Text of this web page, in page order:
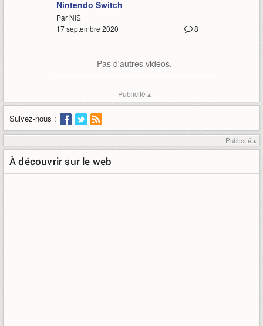
Nintendo Switch
Par NIS
8
17 septembre 2020
Pas d'autres vidéos.
Publicité ▴
Suivez-nous :
Publicité ▴
À découvrir sur le web